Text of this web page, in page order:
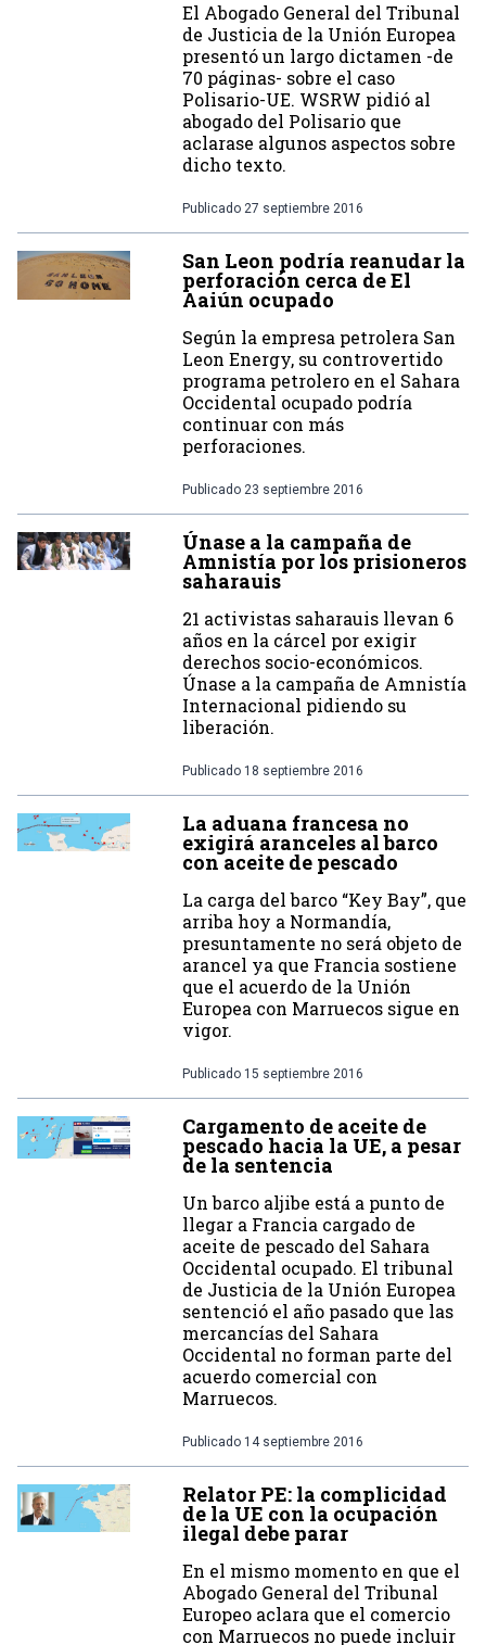
El Abogado General del Tribunal
de Justicia de la Unión Europea
presentó un largo dictamen -de
70 páginas- sobre el caso
Polisario-UE. WSRW pidió al
abogado del Polisario que
aclarase algunos aspectos sobre
dicho texto.
Publicado 27 septiembre 2016
San Leon podría reanudar la
perforación cerca de El
Aaiún ocupado
Según la empresa petrolera San
Leon Energy, su controvertido
programa petrolero en el Sahara
Occidental ocupado podría
continuar con más
perforaciones.
Publicado 23 septiembre 2016
Únase a la campaña de
Amnistía por los prisioneros
saharauis
21 activistas saharauis llevan 6
años en la cárcel por exigir
derechos socio-económicos.
Únase a la campaña de Amnistía
Internacional pidiendo su
liberación.
Publicado 18 septiembre 2016
La aduana francesa no
exigirá aranceles al barco
con aceite de pescado
La carga del barco “Key Bay”, que
arriba hoy a Normandía,
presuntamente no será objeto de
arancel ya que Francia sostiene
que el acuerdo de la Unión
Europea con Marruecos sigue en
vigor.
Publicado 15 septiembre 2016
Cargamento de aceite de
pescado hacia la UE, a pesar
de la sentencia
Un barco aljibe está a punto de
llegar a Francia cargado de
aceite de pescado del Sahara
Occidental ocupado. El tribunal
de Justicia de la Unión Europea
sentenció el año pasado que las
mercancías del Sahara
Occidental no forman parte del
acuerdo comercial con
Marruecos.
Publicado 14 septiembre 2016
Relator PE: la complicidad
de la UE con la ocupación
ilegal debe parar
En el mismo momento en que el
Abogado General del Tribunal
Europeo aclara que el comercio
con Marruecos no puede incluir